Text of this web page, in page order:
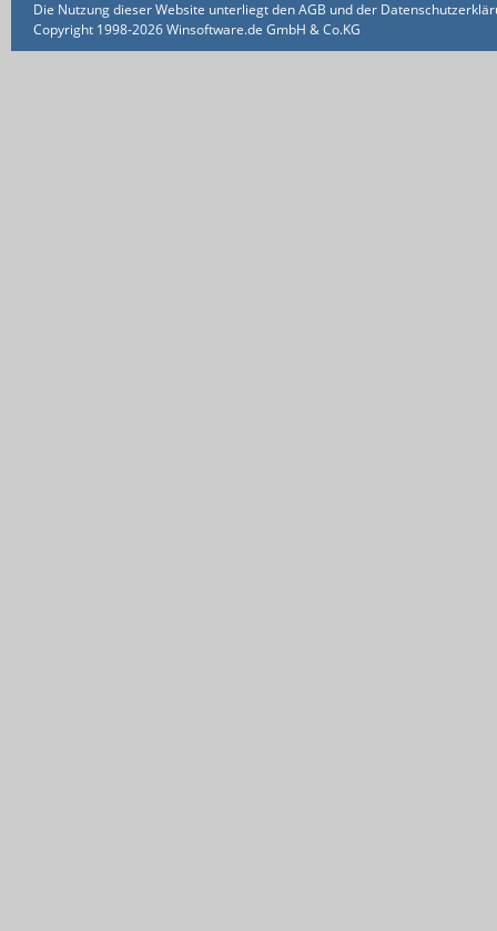
Die Nutzung dieser Website unterliegt den AGB und der
Copyright 1998-2026 Winsoftware.de GmbH & Co.KG